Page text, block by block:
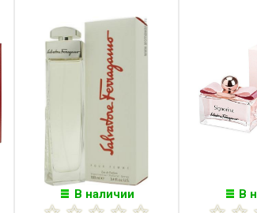
В наличии В